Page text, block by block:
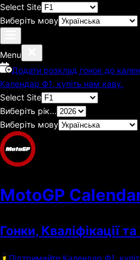
Select Site
Виберіть мову
Menu
Додати розклад гонок до
Календар Ф1, купіть нам каву.
Select Site
Виберіть рік...
Виберіть мову
MotoGP
Гонки, Кваліфікації
Підтримайте Календар Ф1,